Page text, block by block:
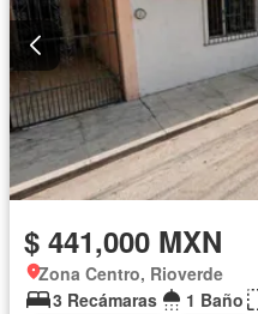
$ 441,000 MXN
Zona Centro, Rioverde
3 Recámaras
1 Baño